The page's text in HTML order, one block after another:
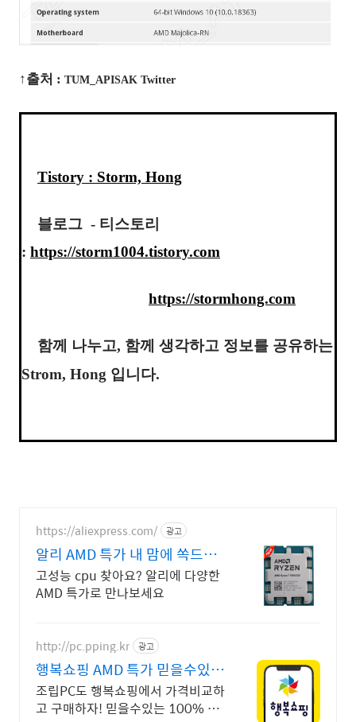
↑출처 : TUM_APISAK Twitter
Tistory : Storm, Hong
블로그 - 티스토리
: https://storm1004.tistory.com
https://stormhong.com
함께 나누고, 함께 생각하고 정보를 공유하는
Strom, Hong 입니다.
https://aliexpress.com/ 광고
알리 AMD 특가 내 맘에 쏙드는
오늘의 특가
고성능 cpu 찾아요? 알리에 다양한
AMD 특가로 만나보세요
http://pc.pping.kr 광고
행복쇼핑 AMD 특가 믿을수있는
100% 매매보호
조립PC도 행복쇼핑에서 가격비교하
고 구매하자! 믿을수있는 100% 매